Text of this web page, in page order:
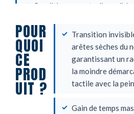
Conditionnements
Aérosol de 400 ml (réf.
rapide et ciblée sans
POUR
QUOI
CE
PROD
UIT ?
Transition
arêtes sèches du
garantissant un
la moindre
tactile avec la
Gain de temps